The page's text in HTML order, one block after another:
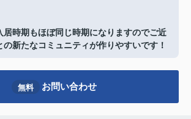
居時期もほぼ同じ時期になりますのでご近
の新たなコミュニティが作りやすいです！
無料 お問い合わせ